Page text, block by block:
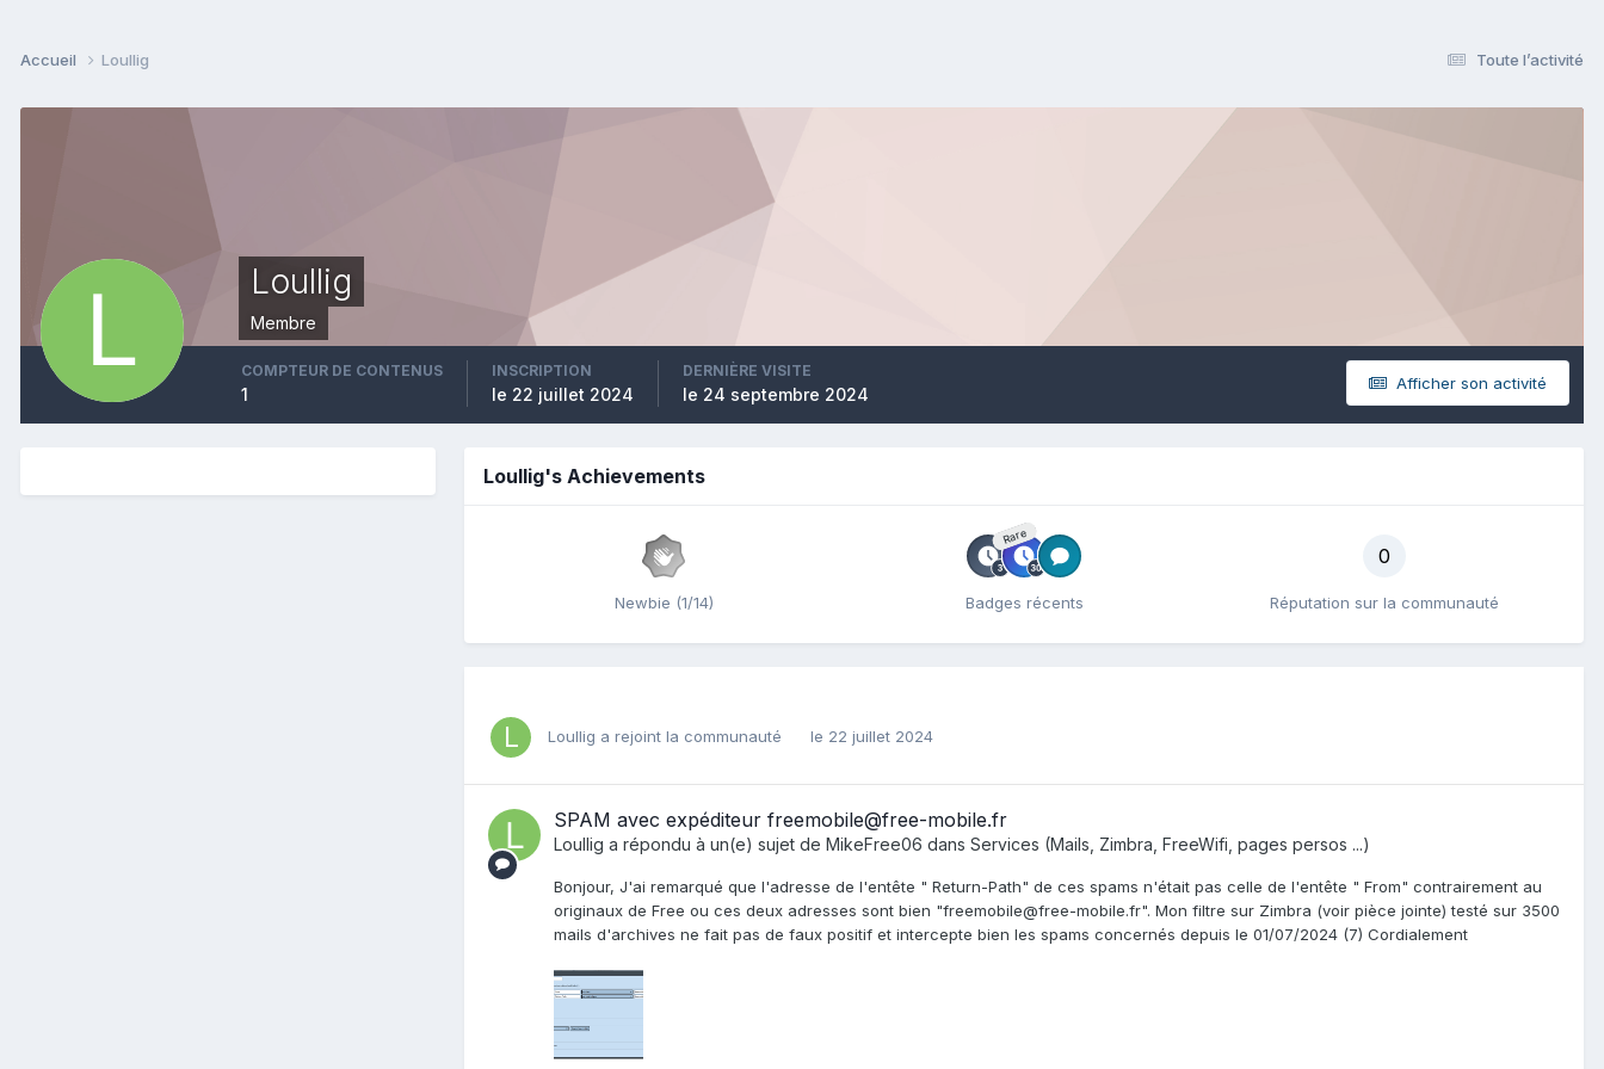
Toute l’activité
Accueil Loullig
Loullig
Membre
Afficher son activité
COMPTEUR DE CONTENUS
1
INSCRIPTION
le 22 juillet 2024
DERNIÈRE VISITE
le 24 septembre 2024
Loullig's Achievements
Newbie (1/14)
Rare
Badges récents
0
Réputation sur la communauté
Loullig a rejoint la communauté le 22 juillet 2024
SPAM avec expéditeur freemobile@free-mobile.fr
Loullig a répondu à un(e) sujet de MikeFree06 dans Services (Mails, Zimbra, FreeWifi, pages persos ...)
Bonjour, J'ai remarqué que l'adresse de l'entête " Return-Path" de ces spams n'était pas celle de l'entête " From" contrairement au
originaux de Free ou ces deux adresses sont bien "freemobile@free-mobile.fr". Mon filtre sur Zimbra (voir pièce jointe) testé sur 3500
mails d'archives ne fait pas de faux positif et intercepte bien les spams concernés depuis le 01/07/2024 (7) Cordialement